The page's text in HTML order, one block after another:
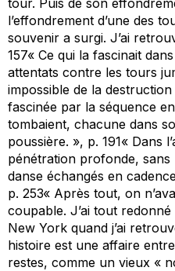
l’effondrement d’une des
souvenir a surgi. J’ai
157« Ce qui la fascinait
attentats contre les tours
impossible de la
fascinée par la séquence
tombaient, chacune dans
poussière. », p. 191« Dans
pénétration profonde,
danse échangés en
p. 253« Après tout, on
coupable. J’ai tout redonné
New York quand j’ai
histoire est une affaire
restes, comme un vieux «